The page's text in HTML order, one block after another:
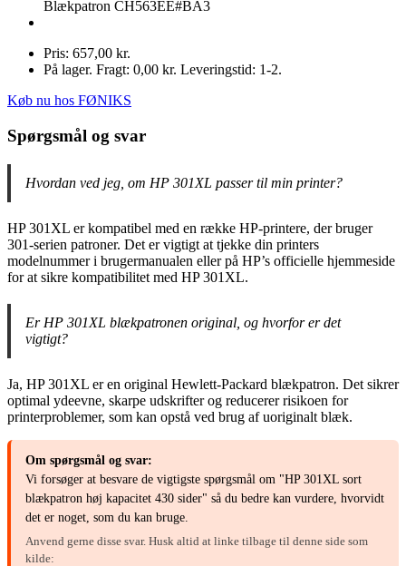
Blækpatron CH563EE#BA3
Pris: 657,00 kr.
På lager. Fragt: 0,00 kr. Leveringstid: 1-2.
Køb nu hos FØNIKS
Spørgsmål og svar
Hvordan ved jeg, om HP 301XL passer til min printer?
HP 301XL er kompatibel med en række HP-printere, der bruger
301-serien patroner. Det er vigtigt at tjekke din printers
modelnummer i brugermanualen eller på HP’s officielle hjemmeside
for at sikre kompatibilitet med HP 301XL.
Er HP 301XL blækpatronen original, og hvorfor er det
vigtigt?
Ja, HP 301XL er en original Hewlett-Packard blækpatron. Det sikrer
optimal ydeevne, skarpe udskrifter og reducerer risikoen for
printerproblemer, som kan opstå ved brug af uoriginalt blæk.
Om spørgsmål og svar:
Vi forsøger at besvare de vigtigste spørgsmål om "HP 301XL sort
blækpatron høj kapacitet 430 sider" så du bedre kan vurdere, hvorvidt
det er noget, som du kan bruge.
Anvend gerne disse svar. Husk altid at linke tilbage til denne side som
kilde: